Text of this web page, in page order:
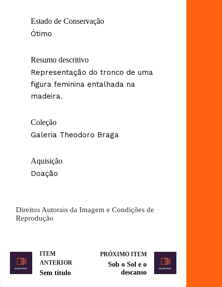
Estado de Conservação
Ótimo
Resumo descritivo
Representação do tronco de uma
figura feminina entalhada na
madeira.
Coleção
Galeria Theodoro Braga
Aquisição
Doação
Direitos Autorais da Imagem e Condições de
Reprodução
ITEM
ANTERIOR
Sem título
PRÓXIMO ITEM
Sob o Sol e o
descanso